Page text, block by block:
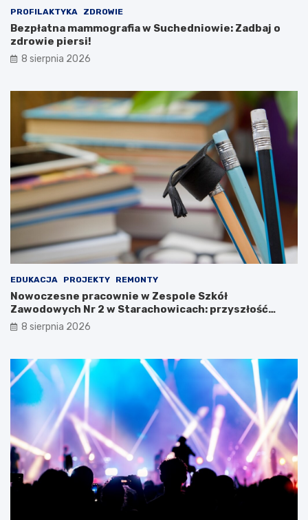
k
c
j
a
w
k
u
K
u
l
t
u
y
!
i
e
g
o
z
s
ł
u
o
b
r
o
n
e
g
o
n
a
w
t
a
w
i
!
PROFILAKTYKA ZDROWIE
Bezpłatna mammografia w Suchedniowie: Zadbaj o
zdrowie piersi!
8 sierpnia 2026
EDUKACJA PROJEKTY REMONTY
Nowoczesne pracownie w Zespole Szkół
Zawodowych Nr 2 w Starachowicach: przyszłość
kształcenia zawodowego
8 sierpnia 2026